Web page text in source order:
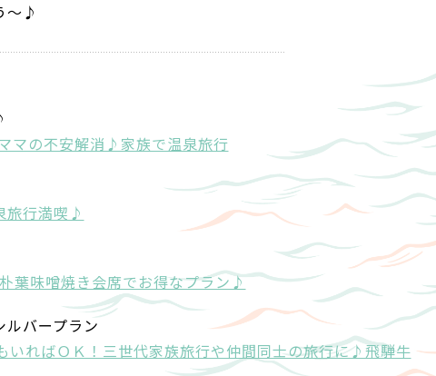
～♪
マの不安解消♪家族で温泉旅行
旅行満喫♪
葉味噌焼き会席でお得なプラン♪
バープラン
いればＯＫ！三世代家族旅行や仲間同士の旅行に♪飛騨牛